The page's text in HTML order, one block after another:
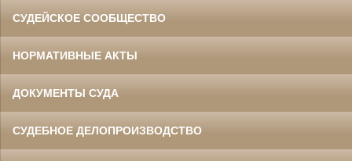
СУДЕЙСКОЕ СООБЩЕСТВО
НОРМАТИВНЫЕ АКТЫ
ДОКУМЕНТЫ СУДА
СУДЕБНОЕ ДЕЛОПРОИЗВОДСТВО